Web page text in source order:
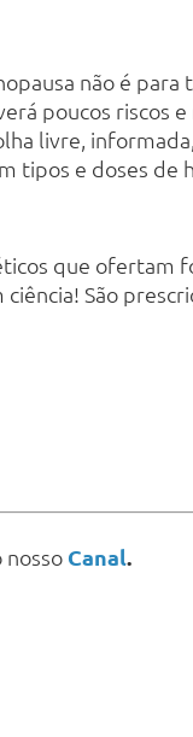
não é para
poucos riscos
livre,
tipos e doses de
que ofertam
São
nosso Canal.